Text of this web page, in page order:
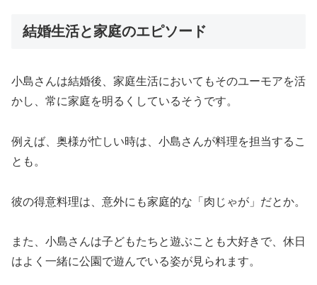
結婚生活と家庭のエピソード
小島さんは結婚後、家庭生活においてもそのユーモアを活
かし、常に家庭を明るくしているそうです。
例えば、奥様が忙しい時は、小島さんが料理を担当するこ
とも。
彼の得意料理は、意外にも家庭的な「肉じゃが」だとか。
また、小島さんは子どもたちと遊ぶことも大好きで、休日
はよく一緒に公園で遊んでいる姿が見られます。